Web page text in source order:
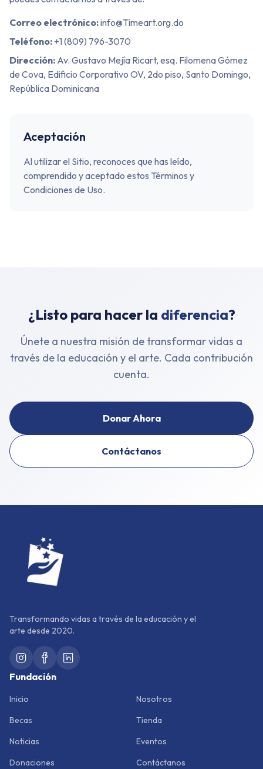
Correo electrónico:info@Timeart.org.do
Teléfono: +1 (809) 796-3070
Dirección: Av. Gustavo Mejía Ricart, esq. Filomena Gómez
de Cova, Edificio Corporativo OV, 2do piso, Santo Domingo,
República Dominicana
Aceptación
Al utilizar el Sitio, reconoces que has leído,
comprendido y aceptado estos Términos y
Condiciones de Uso.
¿Listo para hacer la diferencia?
Únete a nuestra misión de transformar vidas a
través de la educación y el arte. Cada contribución
cuenta.
Donar Ahora
Contáctanos
Transformando vidas a través de la educación y el
arte desde 2020.
Fundación
Inicio
Nosotros
Becas
Tienda
Noticias
Eventos
Donaciones
Contáctanos